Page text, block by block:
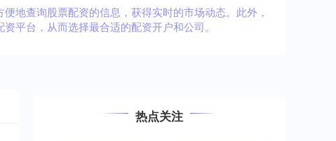
地查询股票配资的信息，获得实时的市场动态。此外，
平台，从而选择最合适的配资开户和公司。
热点关注